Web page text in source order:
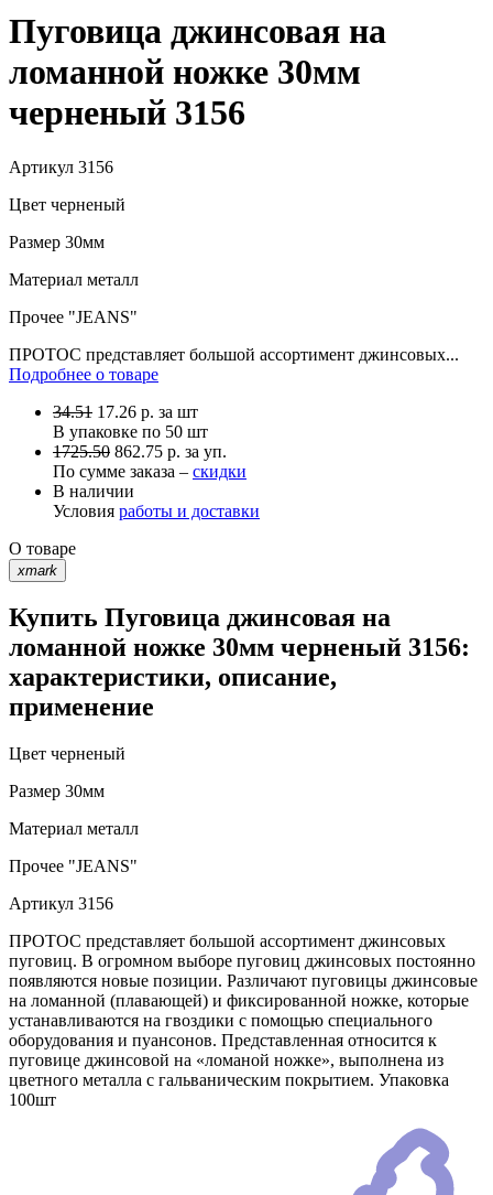
Пуговица джинсовая на
ломанной ножке 30мм
черненый 3156
Артикул 3156
Цвет черненый
Размер 30мм
Материал металл
Прочее "JEANS"
ПРОТОС представляет большой ассортимент джинсовых...
Подробнее о товаре
34.51 17.26 р. за шт
В упаковке по 50 шт
1725.50 862.75 р. за уп.
По сумме заказа – скидки
В наличии
Условия работы и доставки
О товаре
xmark
Купить Пуговица джинсовая на
ломанной ножке 30мм черненый 3156:
характеристики, описание,
применение
Цвет черненый
Размер 30мм
Материал металл
Прочее "JEANS"
Артикул 3156
ПРОТОС представляет большой ассортимент джинсовых
пуговиц. В огромном выборе пуговиц джинсовых постоянно
появляются новые позиции. Различают пуговицы джинсовые
на ломанной (плавающей) и фиксированной ножке, которые
устанавливаются на гвоздики с помощью специального
оборудования и пуансонов. Представленная относится к
пуговице джинсовой на «ломаной ножке», выполнена из
цветного металла с гальваническим покрытием. Упаковка
100шт